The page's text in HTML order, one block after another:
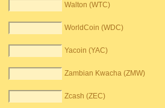
Walton (WTC)
WorldCoin (WDC)
Yacoin (YAC)
Zambian Kwacha (ZMW)
Zcash (ZEC)